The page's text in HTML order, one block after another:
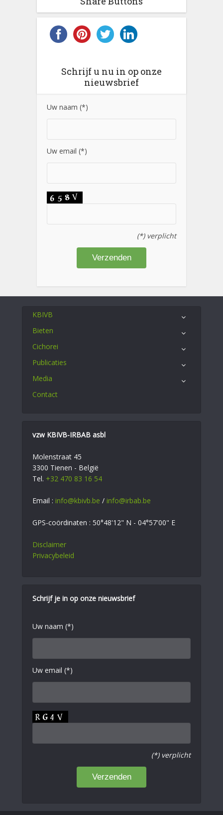
Schrijf u nu in op onze
nieuwsbrief
Uw naam (*)
Uw email (*)
(*) verplicht
KBIVB
Bieten
Cichorei
Publicaties
Media
Contact
vzw KBIVB-IRBAB asbl
Molenstraat 45
3300 Tienen - België
Tel. +32 470 83 16 54
Email : info@kbivb.be / info@irbab.be
GPS-coördinaten : 50°48'12" N - 04°57'00" E
Disclaimer
Privacybeleid
Schrijf je in op onze nieuwsbrief
Uw naam (*)
Uw email (*)
(*) verplicht